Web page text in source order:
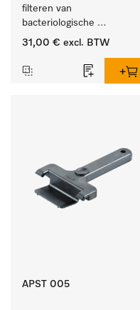
filteren van
bacteriologische
besmetting uit de
31,00 € excl. BTW
APST 005